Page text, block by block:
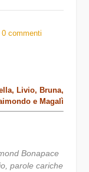
0 commenti
Livio, Bruna,
e Magalì
Bonapace
parole cariche